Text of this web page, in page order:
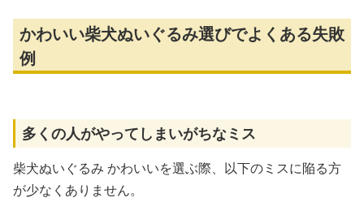
かわいい柴犬ぬいぐるみ選びでよくある失敗
例
多くの人がやってしまいがちなミス
柴犬ぬいぐるみ かわいいを選ぶ際、以下のミスに陥る方
が少なくありません。